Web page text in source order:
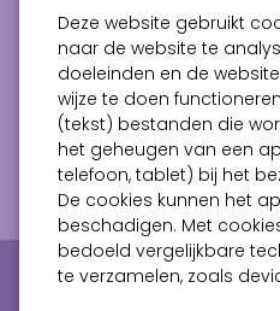
Maandag
Gesloten
Dinsdag
10:00 - 17:00
Woensdag
10:00 - 17:00
Donderdag
10:00 - 17:00
Vrijdag
10:00 - 17:00
Zaterdag
10:00 - 17:00
Privacy verklaring
Deze website gebruikt
naar de website te
doeleinden en de
wijze te doen
(tekst) bestanden die
het geheugen van een
telefoon, tablet) bij het
De cookies kunnen het
beschadigen. Met
bedoeld vergelijkbare
te verzamelen, zoals